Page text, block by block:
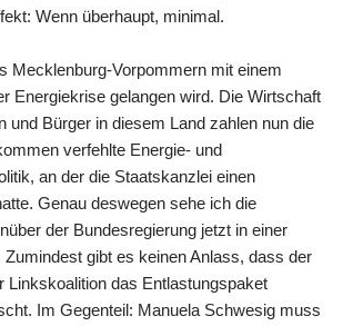
Wenn überhaupt, minimal.
Mecklenburg-Vorpommern mit einem
Energiekrise gelangen wird. Die Wirtschaft
und Bürger in diesem Land zahlen nun die
verfehlte Energie- und
an der die Staatskanzlei einen
Genau deswegen sehe ich die
der Bundesregierung jetzt in einer
Zumindest gibt es keinen Anlass, dass der
Linkskoalition das Entlastungspaket
Im Gegenteil: Manuela Schwesig muss